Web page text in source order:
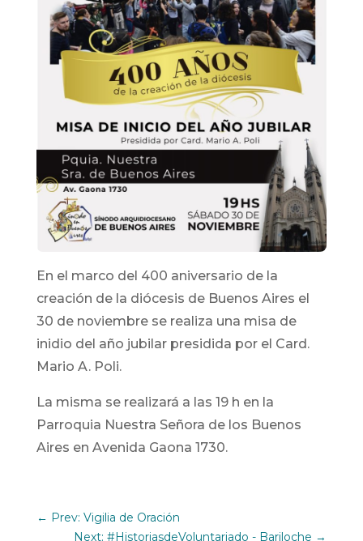
En el marco del 400 aniversario de la
creación de la diócesis de Buenos Aires el
30 de noviembre se realiza una misa de
inidio del año jubilar presidida por el Card.
Mario A. Poli.
La misma se realizará a las 19 h en la
Parroquia Nuestra Señora de los Buenos
Aires en Avenida Gaona 1730.
← Prev: Vigilia de Oración
Next: #HistoriasdeVoluntariado - Bariloche →